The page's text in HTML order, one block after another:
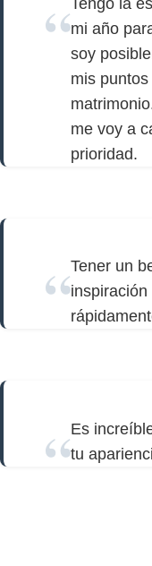
mi año
soy
mis
me voy a
prioridad.
Tener un
Es
tu